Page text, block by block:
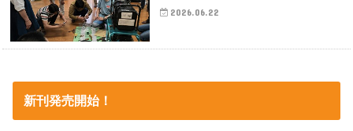
2026.06.22
新刊発売開始！